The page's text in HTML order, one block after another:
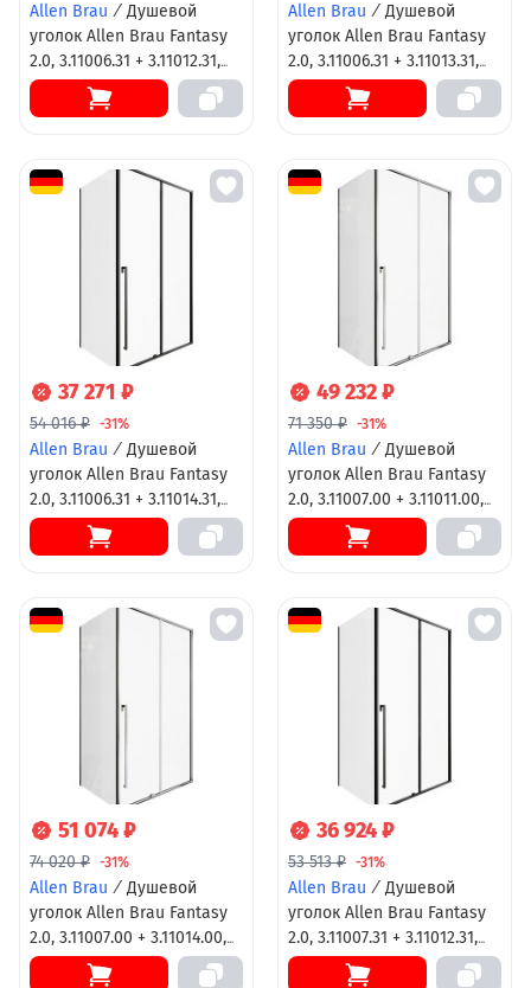
Allen Brau / Душевой
уголок Allen Brau Fantasy
2.0, 3.11006.31 + 3.11012.31,
120 х 80 см, стекло
прозрачное, профиль
Allen Brau / Душевой
уголок Allen Brau Fantasy
2.0, 3.11006.31 + 3.11013.31,
120 х 90 см, стекло
прозрачное, профиль
37 271 ₽
54 016 ₽ -31%
Allen Brau / Душевой
уголок Allen Brau Fantasy
2.0, 3.11006.31 + 3.11014.31,
120 х 100 см, стекло
прозрачное, профиль
49 232 ₽
71 350 ₽ -31%
Allen Brau / Душевой
уголок Allen Brau Fantasy
2.0, 3.11007.00 + 3.11011.00,
130 х 80 см, стекло
прозрачное, профиль хром
51 074 ₽
74 020 ₽ -31%
Allen Brau / Душевой
уголок Allen Brau Fantasy
2.0, 3.11007.00 + 3.11014.00,
130 х 100 см, стекло
36 924 ₽
53 513 ₽ -31%
Allen Brau / Душевой
уголок Allen Brau Fantasy
2.0, 3.11007.31 + 3.11012.31,
130 х 80 см, стекло